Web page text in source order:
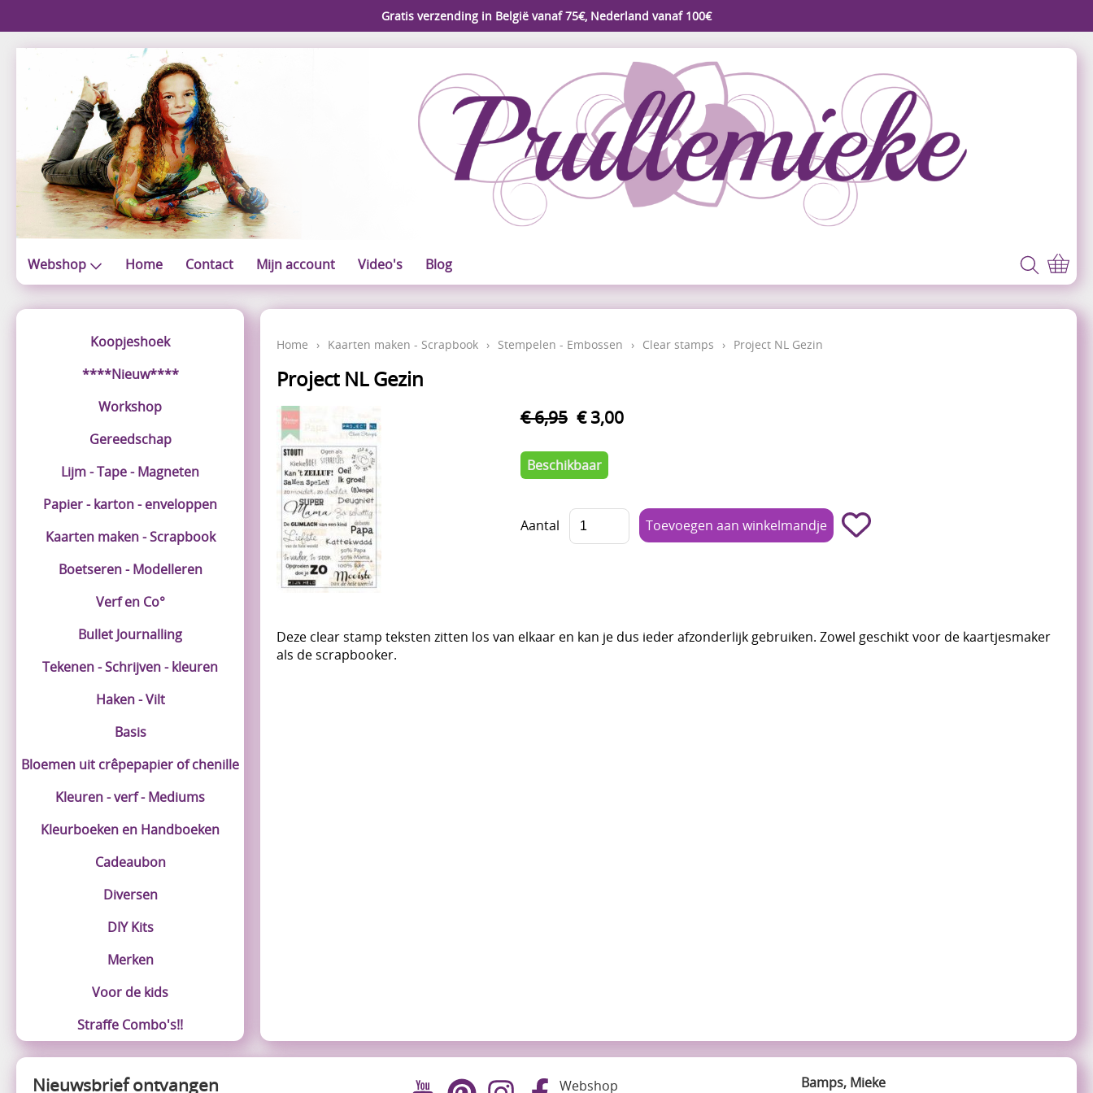
Gratis verzending in België vanaf 75€, Nederland vanaf 100€
Webshop Home Contact Mijn account Video's Blog
Koopjeshoek
****Nieuw****
Workshop
Gereedschap
Lijm - Tape - Magneten
Papier - karton - enveloppen
Kaarten maken - Scrapbook
Boetseren - Modelleren
Verf en Co°
Bullet Journalling
Tekenen - Schrijven - kleuren
Haken - Vilt
Basis
Bloemen uit crêpepapier of chenille
Kleuren - verf - Mediums
Kleurboeken en Handboeken
Cadeaubon
Diversen
DIY Kits
Merken
Voor de kids
Straffe Combo's!!
Home › Kaarten maken - Scrapbook › Stempelen - Embossen › Clear stamps › Project NL Gezin
Project NL Gezin
€ 6,95 € 3,00
Beschikbaar
Aantal
Deze clear stamp teksten zitten los van elkaar en kan je dus ieder afzonderlijk gebruiken. Zowel geschikt voor de kaartjesmaker
als de scrapbooker.
Webshop
Bamps, Mieke
Nieuwsbrief ontvangen